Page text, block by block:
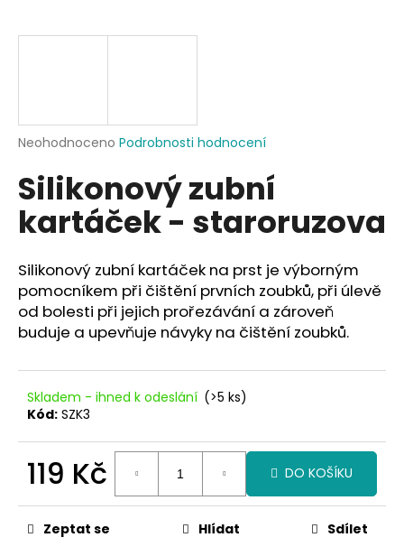
Průměrné
produktu
je
0,0
hvězdiček.
Neohodnoceno Podrobnosti hodnocení
Silikonový zubní
kartáček - staroruzova
Silikonový zubní kartáček na prst je výborným
pomocníkem při čištění prvních zoubků, při úlevě
od bolesti při jejich prořezávání a zároveň
buduje a upevňuje návyky na čištění zoubků.
Skladem - ihned k odeslání (>5 ks)
Kód: SZK3
119 Kč
cena:
DO KOŠÍKU
Zeptat se Hlídat Sdílet
j
?
HLEDAT
D
o
p
r
u
č
u
j
e
m
e